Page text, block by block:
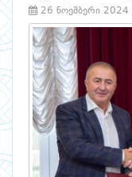
26 ნოემბერი 2024